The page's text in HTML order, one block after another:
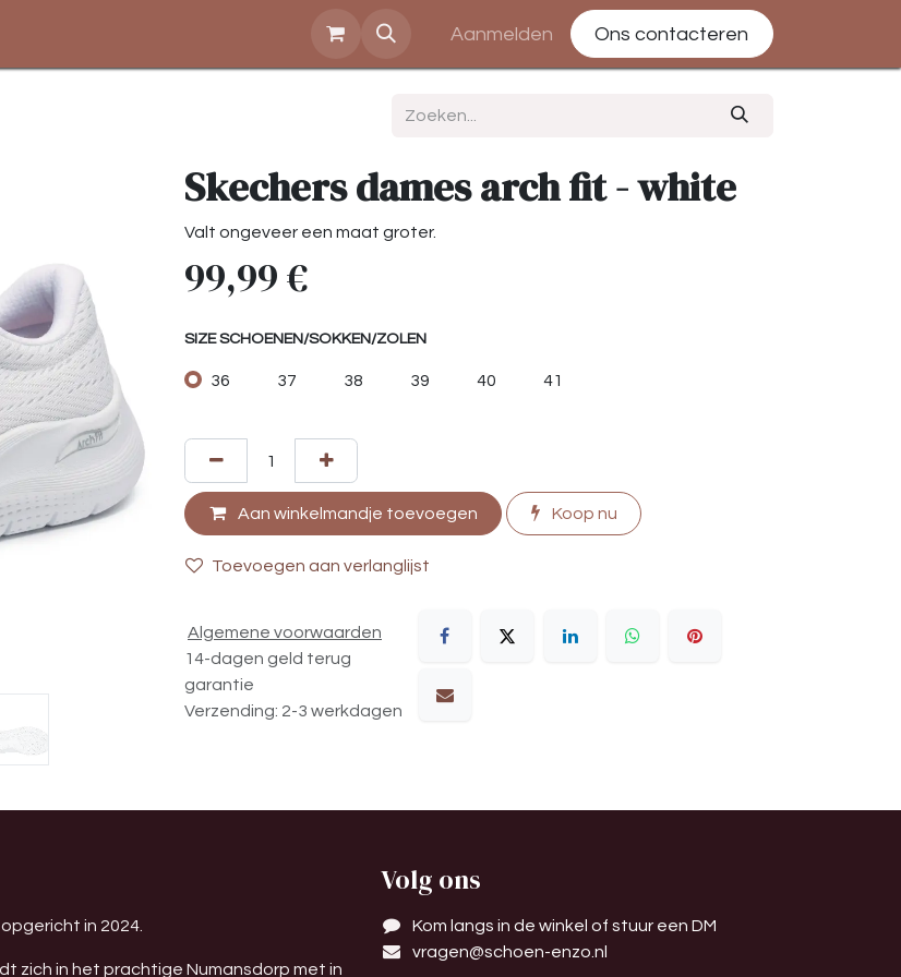
Shop Aanmelden Ons contacteren
Skechers dames arch fit - white
Valt ongeveer een maat groter.
99,99€
SIZE SCHOENEN/SOKKEN/ZOLEN
36 37 38 39 40 41
Aan winkelmandje toevoegen Koop nu
Toevoegen aan verlanglijst
Algemene voorwaarden
14-dagen geld terug
garantie
Verzending: 2-3 werkdagen
Volg ons
Kom langs in de winkel of stuur een DM
vragen@schoen-enzo.nl
in 2024.
zich in het prachtige Numansdorp met in